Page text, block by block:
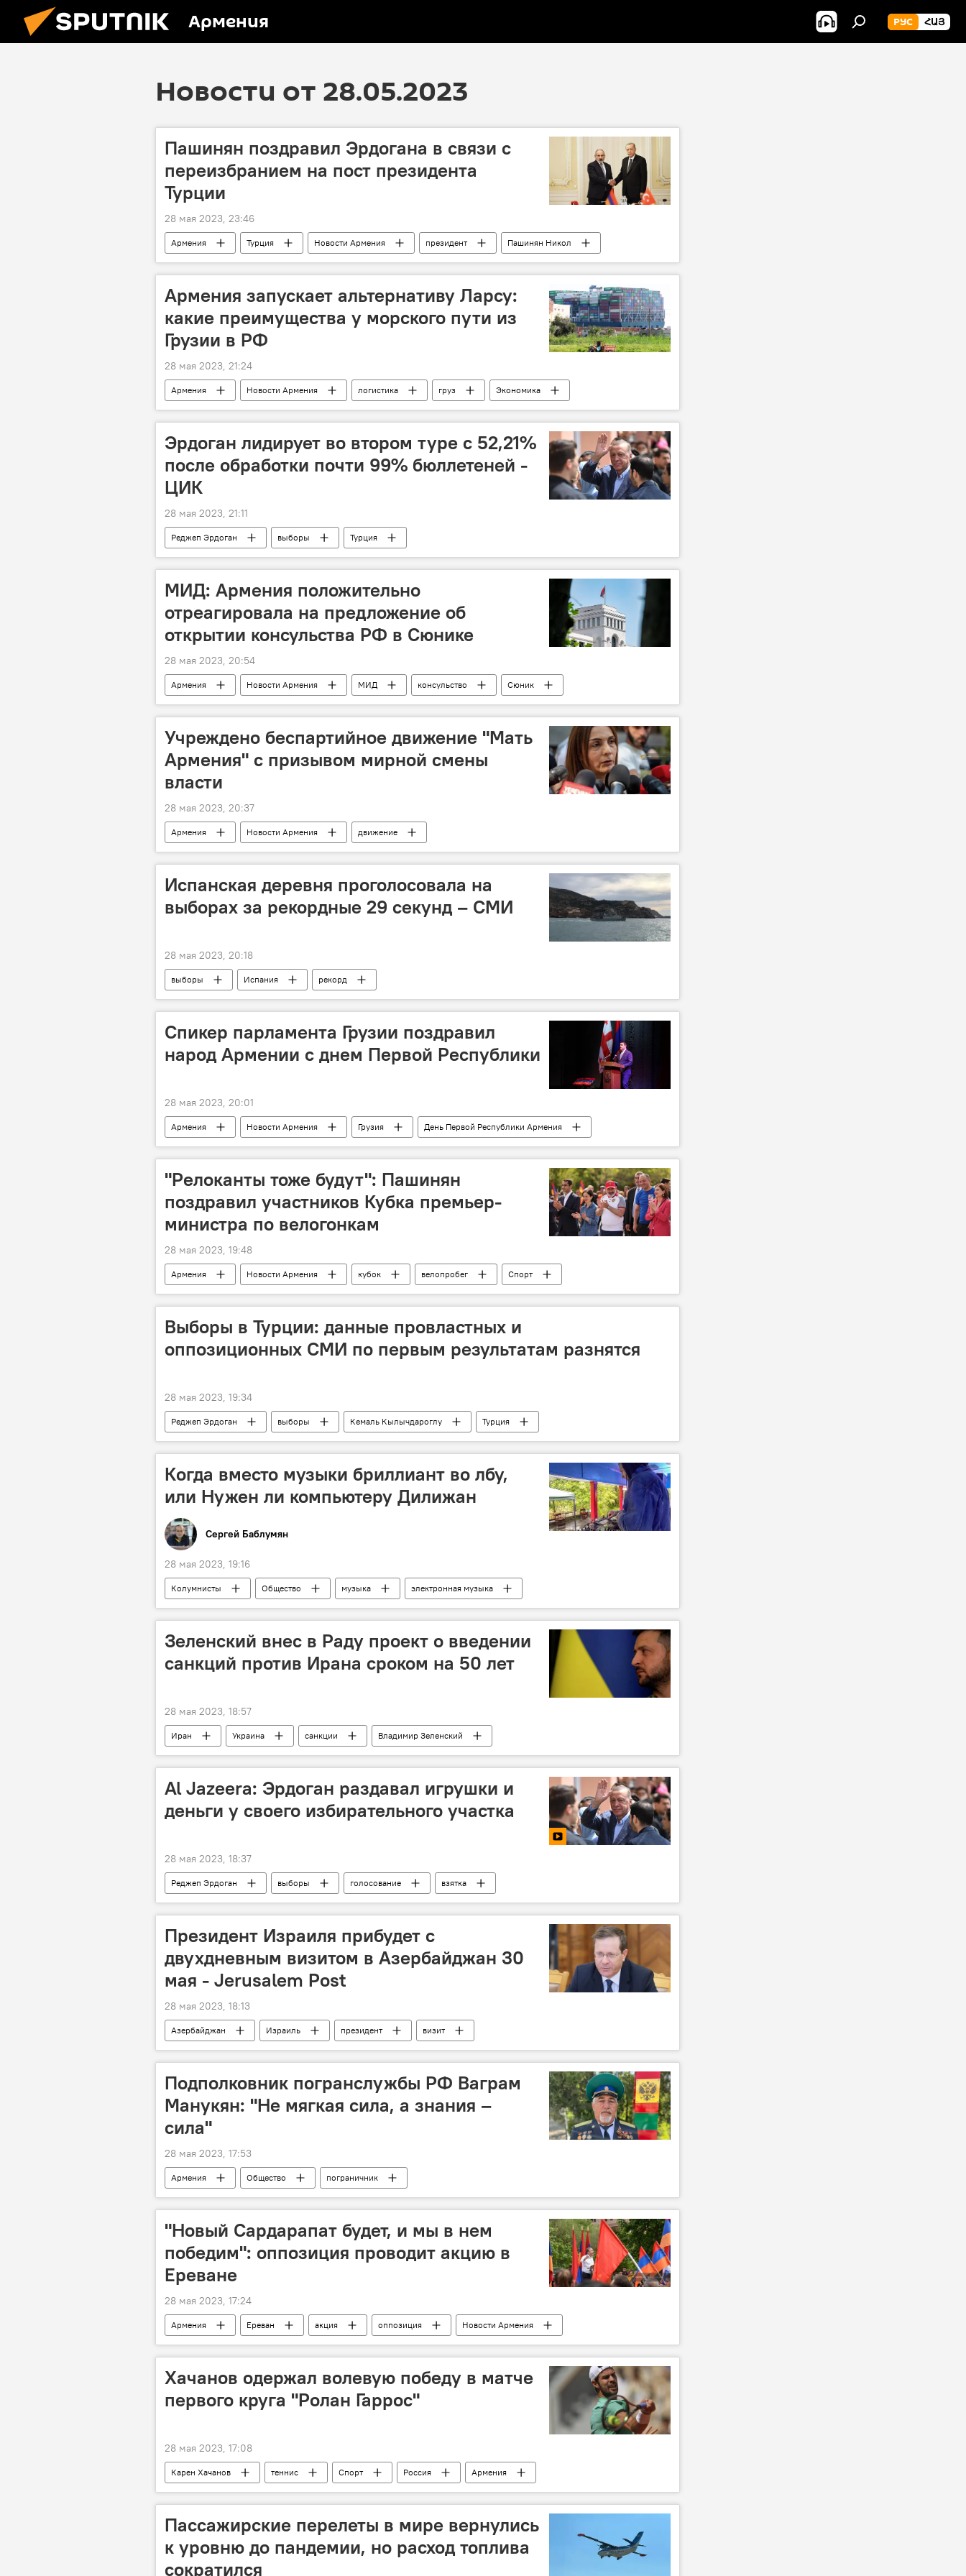
Армения РУС ՀԱՅ
Новости от 28.05.2023
Пашинян поздравил Эрдогана в связи с
переизбранием на пост президента
Турции
28 мая 2023, 23:46
Армения Турция Новости Армения президент Пашинян Никол
Армения запускает альтернативу Ларсу:
какие преимущества у морского пути из
Грузии в РФ
28 мая 2023, 21:24
Армения Новости Армения логистика груз Экономика
Эрдоган лидирует во втором туре с 52,21%
после обработки почти 99% бюллетеней -
ЦИК
28 мая 2023, 21:11
Реджеп Эрдоган выборы Турция
МИД: Армения положительно
отреагировала на предложение об
открытии консульства РФ в Сюнике
28 мая 2023, 20:54
Армения Новости Армения МИД консульство Сюник
Учреждено беспартийное движение "Мать
Армения" с призывом мирной смены
власти
28 мая 2023, 20:37
Армения Новости Армения движение
Испанская деревня проголосовала на
выборах за рекордные 29 секунд – СМИ
28 мая 2023, 20:18
выборы Испания рекорд
Спикер парламента Грузии поздравил
народ Армении с днем Первой Республики
28 мая 2023, 20:01
Армения Новости Армения Грузия
День Первой Республики Армения
спикер
"Релоканты тоже будут": Пашинян
поздравил участников Кубка премьер-
министра по велогонкам
28 мая 2023, 19:48
Армения Новости Армения кубок велопробег
Спорт
Общество
Пашинян Никол премьер-министр
Выборы в Турции: данные провластных и
оппозиционных СМИ по первым результатам разнятся
28 мая 2023, 19:34
Реджеп Эрдоган выборы Кемаль Кылычдароглу Турция
Когда вместо музыки бриллиант во лбу,
или Нужен ли компьютеру Дилижан
Сергей Баблумян
28 мая 2023, 19:16
Колумнисты Общество музыка
электронная музыка
Искусственный интеллект
Зеленский внес в Раду проект о введении
санкций против Ирана сроком на 50 лет
28 мая 2023, 18:57
Иран Украина санкции Владимир Зеленский
Al Jazeera: Эрдоган раздавал игрушки и
деньги у своего избирательного участка
28 мая 2023, 18:37
Реджеп Эрдоган выборы голосование взятка
Президент Израиля прибудет с
двухдневным визитом в Азербайджан 30
мая - Jerusalem Post
28 мая 2023, 18:13
Азербайджан Израиль президент визит
Подполковник погранслужбы РФ Ваграм
Манукян: "Не мягкая сила, а знания –
сила"
28 мая 2023, 17:53
Армения Общество пограничник
"Новый Сардарапат будет, и мы в нем
победим": оппозиция проводит акцию в
Ереване
28 мая 2023, 17:24
Армения Ереван акция оппозиция
Новости Армения
Сардарапат
Хачанов одержал волевую победу в матче
первого круга "Ролан Гаррос"
28 мая 2023, 17:08
Карен Хачанов теннис Спорт Россия
Армения
Новости Армения
турнир
Пассажирские перелеты в мире вернулись
к уровню до пандемии, но расход топлива
сократился